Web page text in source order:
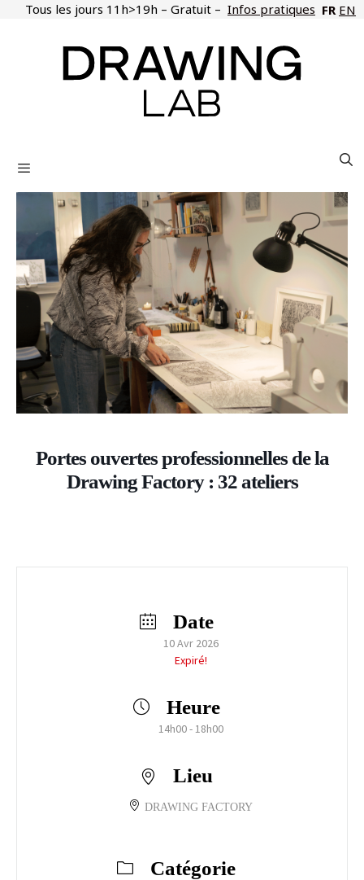
AllerTous les jours 11h>19h – Gratuit – Infos pratiques FR EN
Portes ouvertes professionnelles de la
Drawing Factory : 32 ateliers
Date
10 Avr 2026
Expiré!
Heure
14h00 - 18h00
Lieu
DRAWING FACTORY
Catégorie